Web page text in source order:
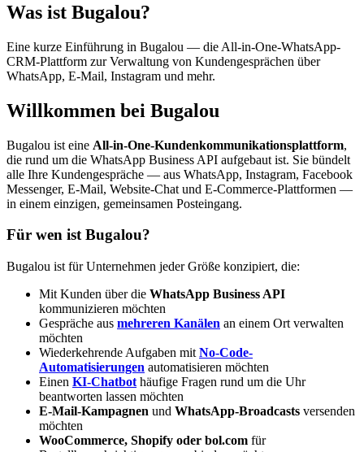
Was ist Bugalou?
Eine kurze Einführung in Bugalou — die All-in-One-WhatsApp-
CRM-Plattform zur Verwaltung von Kundengesprächen über
WhatsApp, E-Mail, Instagram und mehr.
Willkommen bei Bugalou
Bugalou ist eine All-in-One-Kundenkommunikationsplattform,
die rund um die WhatsApp Business API aufgebaut ist. Sie bündelt
alle Ihre Kundengespräche — aus WhatsApp, Instagram, Facebook
Messenger, E-Mail, Website-Chat und E-Commerce-Plattformen —
in einem einzigen, gemeinsamen Posteingang.
Für wen ist Bugalou?
Bugalou ist für Unternehmen jeder Größe konzipiert, die:
Mit Kunden über die WhatsApp Business API
kommunizieren möchten
Gespräche aus mehreren Kanälen an einem Ort verwalten
möchten
Wiederkehrende Aufgaben mit No-Code-
Automatisierungen automatisieren möchten
Einen KI-Chatbot häufige Fragen rund um die Uhr
beantworten lassen möchten
E-Mail-Kampagnen und WhatsApp-Broadcasts versenden
möchten
WooCommerce, Shopify oder bol.com für